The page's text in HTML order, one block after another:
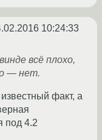
10:24:33
всё плохо,
— нет.
факт, а
под 4.2